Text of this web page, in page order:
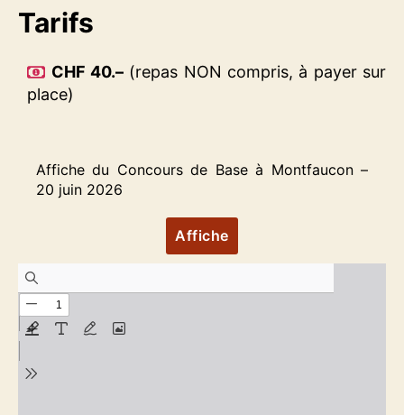
Tarifs
CHF 40.–(repas NON compris, à payer sur
place)
Affiche du Concours de Base à Montfaucon –
20 juin 2026
Affiche